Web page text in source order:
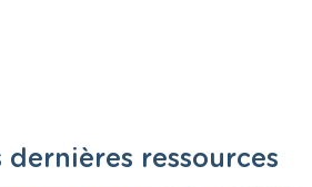
dernières ressources